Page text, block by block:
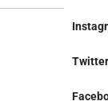
Twitter